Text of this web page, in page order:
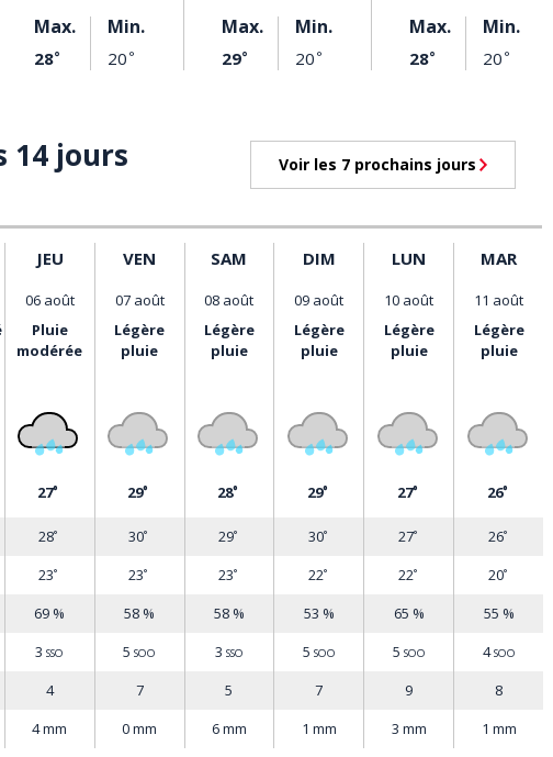
Max.
28°
Min.
20°
Max.
29°
Min.
20°
Max.
28°
Min.
20°
14 jours Voir les 7 prochains jours
JEU
06 août
pluie
modérée
27°
28°
23°
69 %
3SSO
4
4 mm
VEN
07 août
légère
pluie
29°
30°
23°
58 %
5SOO
7
0 mm
SAM
08 août
légère
pluie
28°
29°
23°
58 %
3 SSO
5
6 mm
DIM
09 août
légère
pluie
29°
30°
22°
53 %
5 SOO
7
1 mm
LUN
10 août
légère
pluie
27°
27°
22°
65 %
5 SOO
9
3 mm
MAR
11 août
légère
pluie
26°
26°
20°
55 %
4SOO
8
1 mm